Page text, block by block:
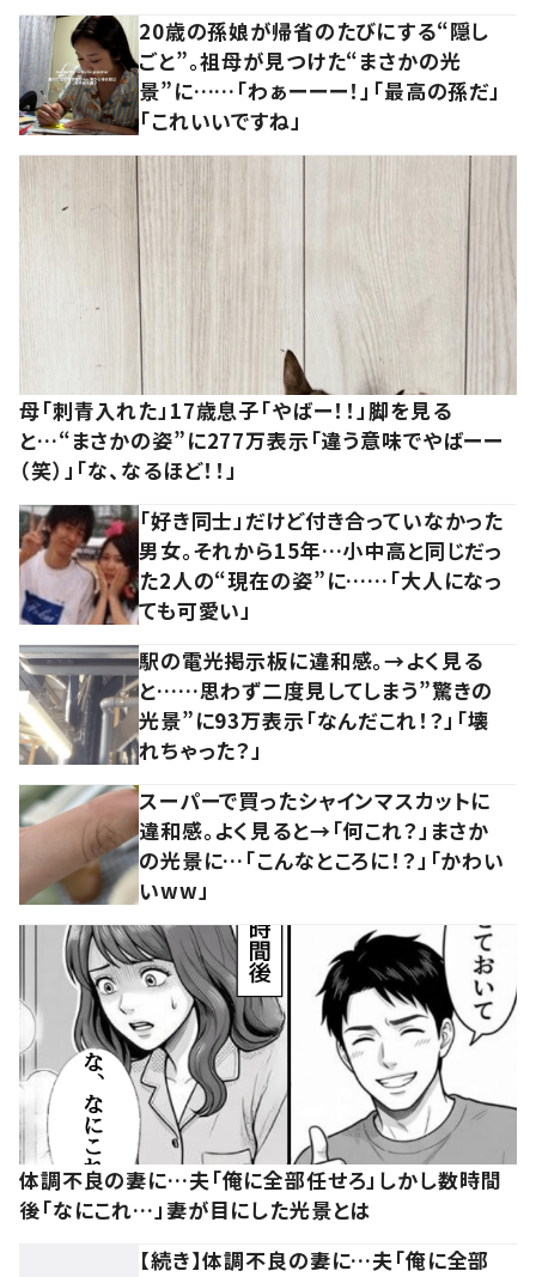
20歳の孫娘が帰省のたびにする“隠し
ごと”。祖母が見つけた“まさかの光
景”に……「わぁーーー！」「最高の孫だ」
「これいいですね」
母「刺青入れた」17歳息子「やばー！！」脚を見る
と…“まさかの姿”に277万表示「違う意味でやばーー
（笑）」「な、なるほど！！」
「好き同士」だけど付き合っていなかった
男女。それから15年…小中高と同じだっ
た2人の“現在の姿”に……「大人になっ
ても可愛い」
駅の電光掲示板に違和感。→よく見る
と……思わず二度見してしまう”驚きの
光景”に93万表示「なんだこれ！？」「壊
れちゃった？」
スーパーで買ったシャインマスカットに
違和感。よく見ると→「何これ？」まさか
の光景に…「こんなところに！？」「かわい
いww」
体調不良の妻に…夫「俺に全部任せろ」しかし数時間
後「なにこれ…」妻が目にした光景とは
【続き】体調不良の妻に…夫「俺に全部